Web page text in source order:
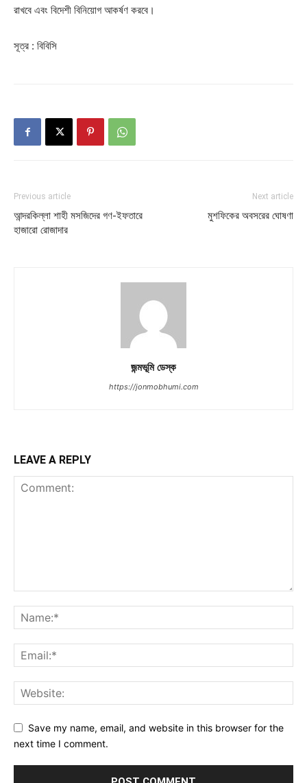
রাখবে এবং বিদেশী বিনিয়োগ আকর্ষণ করবে।
সূত্র : বিবিসি
Previous article
আন্দরকিল্লা শাহী মসজিদের গণ-ইফতারে
হাজারো রোজাদার
Next article
মুশফিকের অবসরের ঘোষণা
জন্মভূমি ডেস্ক
https://jonmobhumi.com
LEAVE A REPLY
Save my name, email, and website in this browser for the
next time I comment.